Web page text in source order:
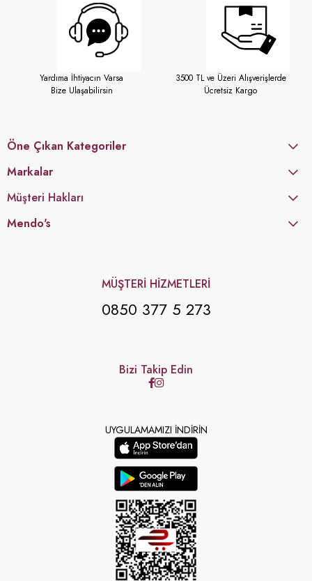
Yardıma İhtiyacın Varsa
Bize Ulaşabilirsin
3500 TL ve Üzeri Alışverişlerde
Ücretsiz Kargo
Öne Çıkan Kategoriler
Markalar
Müşteri Hakları
Mendo's
MÜŞTERİ HİZMETLERİ
0850 377 5 273
Bizi Takip Edin
UYGULAMAMIZI İNDİRİN